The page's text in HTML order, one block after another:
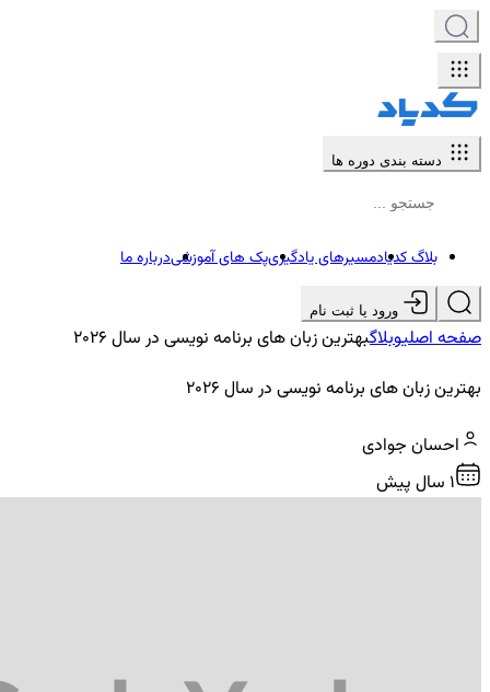
دسته بندی دوره ها
بلاگ کدیادمسیرهای یادگیریپک های آموزشیدرباره ما
ورود یا ثبت نام
صفحه اصلیوبلاگبهترین زبان های برنامه نویسی در سال 2026
بهترین زبان های برنامه نویسی در سال 2026
احسان جوادی
1 سال پیش